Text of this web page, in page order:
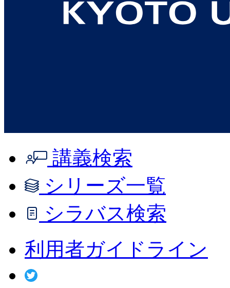
講義検索
シリーズ一覧
シラバス検索
利用者ガイドライン